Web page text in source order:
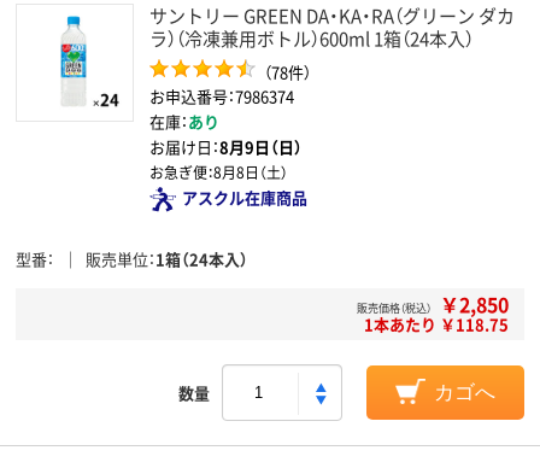
サントリー GREEN DA・KA・RA（グリーン ダカ
ラ）（冷凍兼用ボトル）600ml 1箱（24本入）
（78件）
お申込番号：7986374
在庫：あり
お届け日：8月9日（日）
お急ぎ便：8月8日（土）
アスクル在庫商品
型番 販売単位 1箱（24本入）
販売価格（税込） ￥2,850
1本あたり ￥118.75
数量 カゴへ